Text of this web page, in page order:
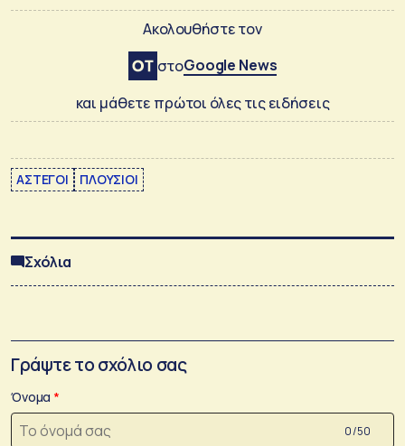
Ακολουθήστε τον
στοGoogle News
και μάθετε πρώτοι όλες τις ειδήσεις
ΑΣΤΕΓΟΙ ΠΛΟΥΣΙΟΙ
Σχόλια
Γράψτε το σχόλιο σας
Όνομα
0 /50